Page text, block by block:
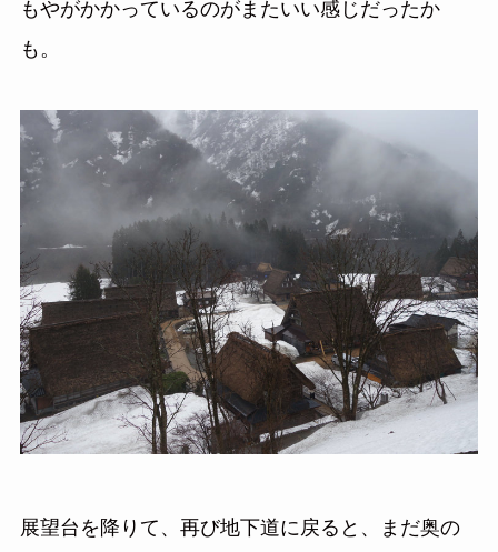
もやがかかっているのがまたいい感じだったか
も。
展望台を降りて、再び地下道に戻ると、まだ奥の